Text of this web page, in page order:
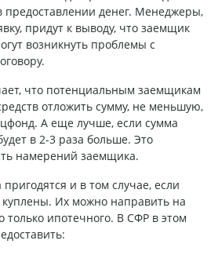
предоставлении денег. Менеджеры,
придут к выводу, что заемщик
возникнуть проблемы с
что потенциальным заемщикам
отложить сумму, не меньшую,
А еще лучше, если сумма
в 2-3 раза больше. Это
намерений заемщика.
и в том случае, если
Их можно направить на
только ипотечного. В СФР в этом